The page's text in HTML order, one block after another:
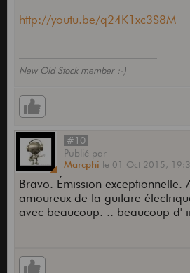
http://youtu.be/q24K1xc3S8M
New Old Stock member :-)
#10
Publié par
Marcphi le 01 Oct 2015,
Bravo. Émission exceptionnelle.
amoureux de la guitare
avec beaucoup. .. beaucoup d'